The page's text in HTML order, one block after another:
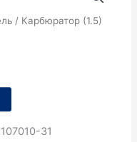
/ Карбюратор (1.5)
31